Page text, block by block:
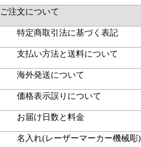
ご注文について
特定商取引法に基づく表記
支払い方法と送料について
海外発送について
価格表示誤りについて
お届け日数と料金
名入れ(レーザーマーカー機械彫)